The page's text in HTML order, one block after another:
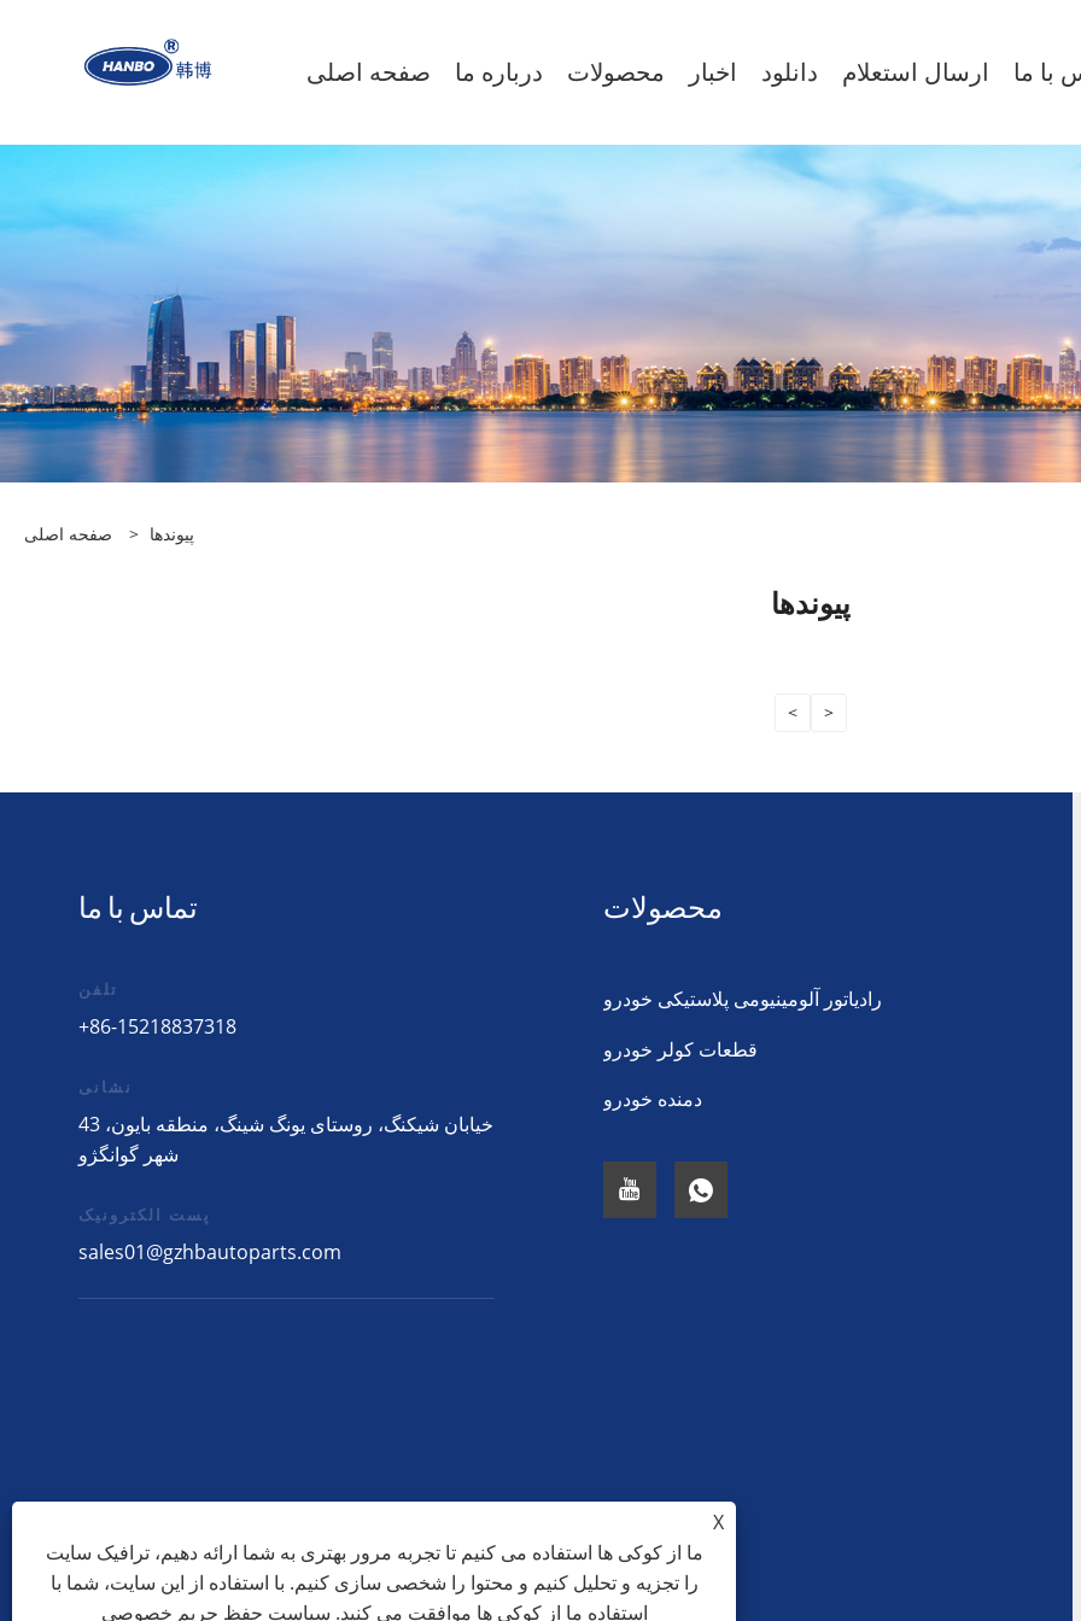
صفحه اصلی درباره ما محصولات اخبار دانلود ارسال استعلام با ما
صفحه اصلی > پیوندها
پیوندها
< >
تماس با ما
تلفن
+86-15218837318
نشانی
43 خیابان شیکنگ، روستای یونگ شینگ، منطقه بایون،
شهر گوانگژو
پست الکترونیک
sales01@gzhbautoparts.com
محصولات
رادیاتور آلومینیومی پلاستیکی خودرو
قطعات کولر خودرو
دمنده خودرو
X
ما از کوکی ها استفاده می کنیم تا تجربه مرور بهتری به شما ارائه دهیم، ترافیک سایت
را تجزیه و تحلیل کنیم و محتوا را شخصی سازی کنیم. با استفاده از این سایت، شما با
استفاده ما از کوکی ها موافقت می کنید. سیاست حفظ حریم خصوصی